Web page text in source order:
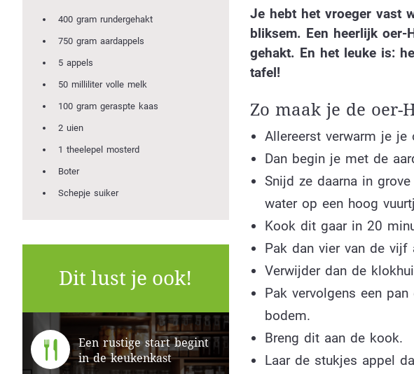
400 gram rundergehakt
750 gram aardappels
5 appels
50 milliliter volle melk
100 gram geraspte kaas
2 uien
1 theelepel mosterd
Boter
Schepje suiker
Dit lust je ook!
Een rustige start begint
in de keukenkast
Je hebt het vroeger vast
bliksem. Een heerlijk oer-
gehakt. En het leuke is:
tafel!
Zo maak je de oer-
Allereerst verwarm je je
Dan begin je met de
Snijd ze daarna in
water op een hoog
Kook dit gaar in 20
Pak dan vier van de vijf
Verwijder dan de
Pak vervolgens een
bodem.
Breng dit aan de kook.
Laar de stukjes appel